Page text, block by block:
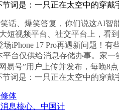
词是：一只正在太空中的穿
、爆笑答复，你们说这AI智
短视频平台、社交平台上，看
场iPhone 17 Pro再遇新问题！
台仅供给消息存储办事。家
易号”用户上传并发布，每晚
词是：一只正在太空中的穿
体
息核心、中国计